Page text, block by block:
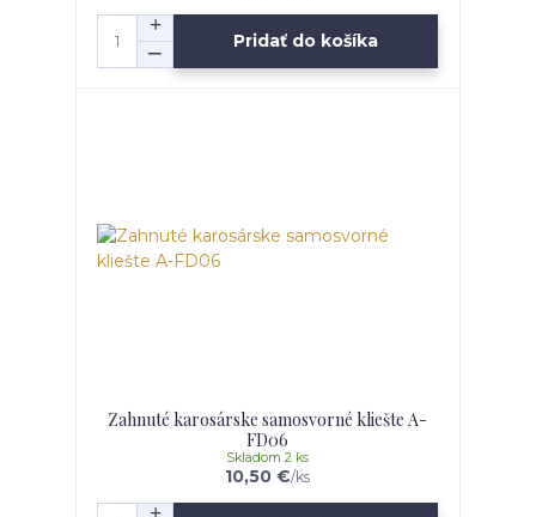
Pridať do košíka
Zahnuté karosárske samosvorné kliešte A-
FD06
10,50 €/ks
Skladom 2 ks